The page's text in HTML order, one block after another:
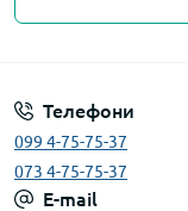
Телефони
099 4-75-75-37
073 4-75-75-37
E-mail